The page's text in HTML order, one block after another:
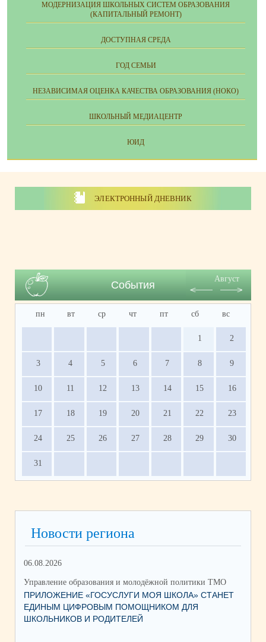
МОДЕРНИЗАЦИЯ ШКОЛЬНЫХ СИСТЕМ ОБРАЗОВАНИЯ
(КАПИТАЛЬНЫЙ РЕМОНТ)
ДОСТУПНАЯ СРЕДА
ГОД СЕМЬИ
НЕЗАВИСИМАЯ ОЦЕНКА КАЧЕСТВА ОБРАЗОВАНИЯ (НОКО)
ШКОЛЬНЫЙ МЕДИАЦЕНТР
ЮИД
ЭЛЕКТРОННЫЙ ДНЕВНИК
События
Август
пн вт ср чт пт сб вс
1 2
3 4 5 6 7 8 9
10 11 12 13 14 15 16
17 18 19 20 21 22 23
24 25 26 27 28 29 30
31
Новости региона
06.08.2026
Управление образования и молодёжной политики ТМО
ПРИЛОЖЕНИЕ «ГОСУСЛУГИ МОЯ ШКОЛА» СТАНЕТ
ЕДИНЫМ ЦИФРОВЫМ ПОМОЩНИКОМ ДЛЯ
ШКОЛЬНИКОВ И РОДИТЕЛЕЙ